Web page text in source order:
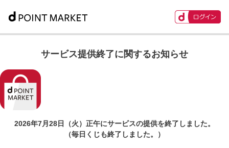
サービス提供終了に関するお知らせ
2026年7月28日（火）正午にサービスの提供を終了しました。
（毎日くじも終了しました。）